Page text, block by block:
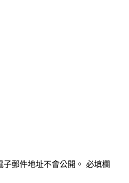
郵件地址不會公開。 必填欄